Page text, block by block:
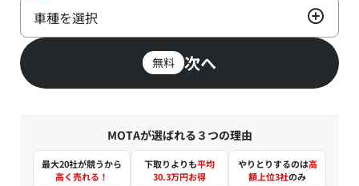
車種を選択
無料 次へ
MOTAが選ばれる３つの理由
最大20社が競うから
高く売れる！
下取りよりも平均
30.3万円お得
やりとりするのは高
額上位3社のみ